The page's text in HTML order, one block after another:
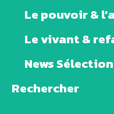
Le pouvoir &
Le vivant &
News
Rechercher